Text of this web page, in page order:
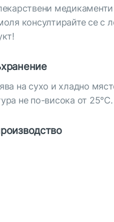
консултирайте се с
на сухо и хладно
не по-висока от 25°С.